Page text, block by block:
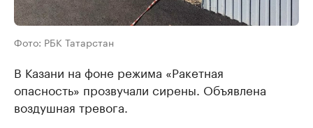
Фото: РБК Татарстан
В Казани на фоне режима «Ракетная
опасность» прозвучали сирены. Объявлена
воздушная тревога.